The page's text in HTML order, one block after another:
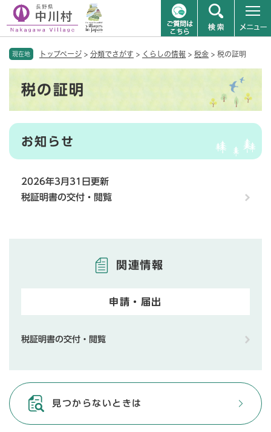
現在地 トップページ > 分類でさがす > くらしの情報 > 税金 > 税の証明
税の証明
お知らせ
2026年3月31日更新
税証明書の交付・閲覧
関連情報
申請・届出
税証明書の交付・閲覧
見つからないときは